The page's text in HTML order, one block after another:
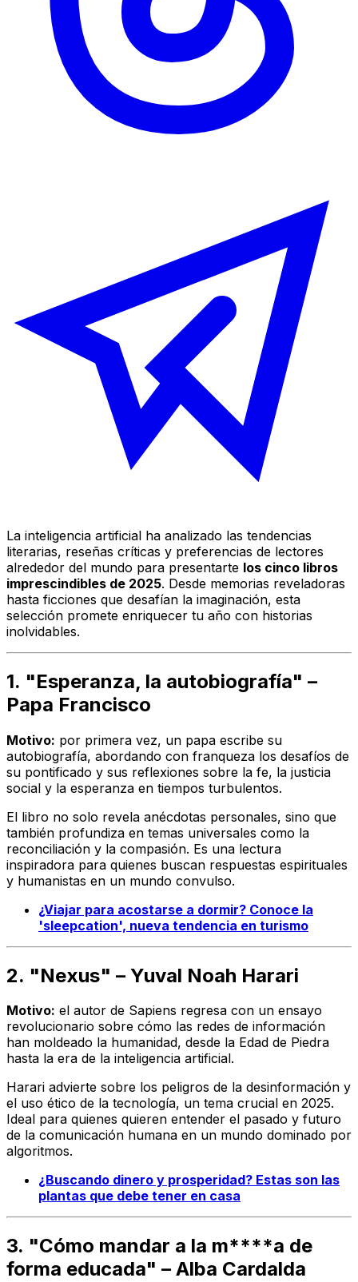
La inteligencia artificial ha analizado las tendencias
literarias, reseñas críticas y preferencias de lectores
alrededor del mundo para presentarte los cinco libros
imprescindibles de 2025. Desde memorias reveladoras
hasta ficciones que desafían la imaginación, esta
selección promete enriquecer tu año con historias
inolvidables.
1. "Esperanza, la autobiografía" –
Papa Francisco
Motivo: por primera vez, un papa escribe su
autobiografía, abordando con franqueza los desafíos de
su pontificado y sus reflexiones sobre la fe, la justicia
social y la esperanza en tiempos turbulentos.
El libro no solo revela anécdotas personales, sino que
también profundiza en temas universales como la
reconciliación y la compasión. Es una lectura
inspiradora para quienes buscan respuestas espirituales
y humanistas en un mundo convulso.
¿Viajar para acostarse a dormir? Conoce la
'sleepcation', nueva tendencia en turismo
2. "Nexus" – Yuval Noah Harari
Motivo: el autor de Sapiens regresa con un ensayo
revolucionario sobre cómo las redes de información
han moldeado la humanidad, desde la Edad de Piedra
hasta la era de la inteligencia artificial.
Harari advierte sobre los peligros de la desinformación y
el uso ético de la tecnología, un tema crucial en 2025.
Ideal para quienes quieren entender el pasado y futuro
de la comunicación humana en un mundo dominado por
algoritmos.
¿Buscando dinero y prosperidad? Estas son las
plantas que debe tener en casa
3. "Cómo mandar a la m****a de
forma educada" – Alba Cardalda